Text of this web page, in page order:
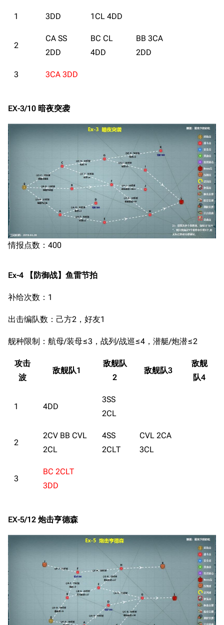
1 3DD 1CL 4DD
2
CA SS
2DD
BC CL
4DD
BB 3CA
2DD
3 3CA 3DD
EX-3/10 暗夜突袭
情报点数：400
Ex-4 【防御战】鱼雷节拍
补给次数：1
出击编队数：己方2，好友1
舰种限制：航母/装母≤3，战列/战巡≤4，潜艇/炮潜≤2
攻击
波
敌舰队1
敌舰队
2
敌舰队3
敌舰
队4
1 4DD
3SS
2CL
2
2CV BB CVL
2CL
4SS
2CLT
CVL 2CA
3CL
3
BC 2CLT
3DD
EX-5/12 炮击亨德森